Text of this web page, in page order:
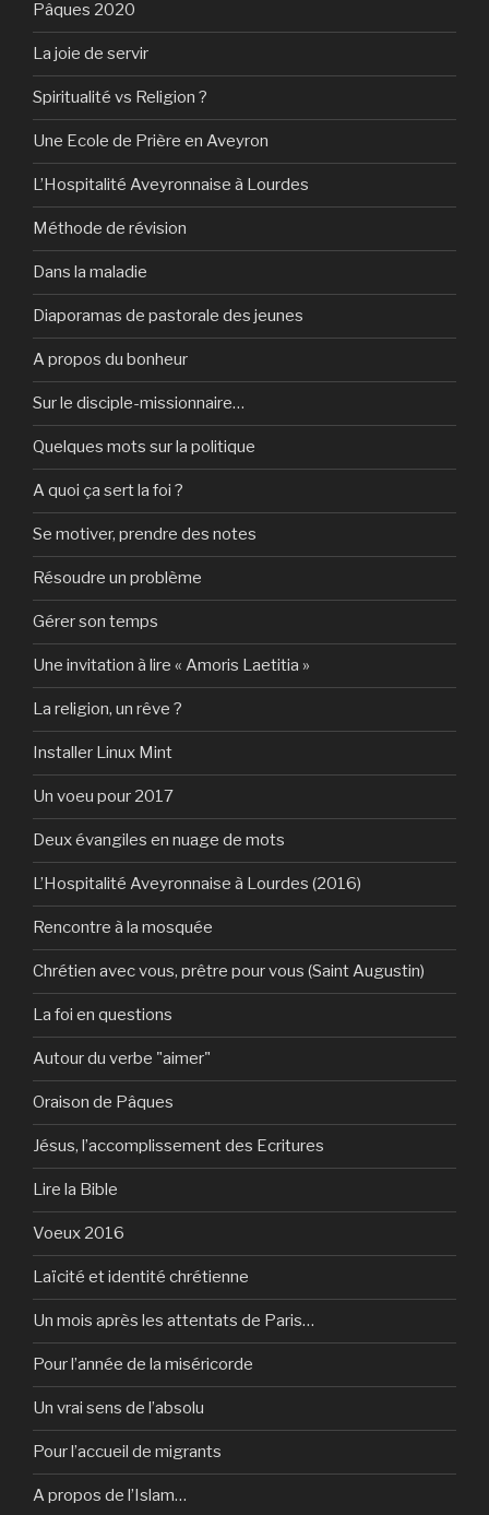
Pâques 2020
La joie de servir
Spiritualité vs Religion ?
Une Ecole de Prière en Aveyron
L’Hospitalité Aveyronnaise à Lourdes
Méthode de révision
Dans la maladie
Diaporamas de pastorale des jeunes
A propos du bonheur
Sur le disciple-missionnaire…
Quelques mots sur la politique
A quoi ça sert la foi ?
Se motiver, prendre des notes
Résoudre un problème
Gérer son temps
Une invitation à lire « Amoris Laetitia »
La religion, un rêve ?
Installer Linux Mint
Un voeu pour 2017
Deux évangiles en nuage de mots
L’Hospitalité Aveyronnaise à Lourdes (2016)
Rencontre à la mosquée
Chrétien avec vous, prêtre pour vous (Saint Augustin)
La foi en questions
Autour du verbe "aimer"
Oraison de Pâques
Jésus, l’accomplissement des Ecritures
Lire la Bible
Voeux 2016
Laïcité et identité chrétienne
Un mois après les attentats de Paris…
Pour l’année de la miséricorde
Un vrai sens de l’absolu
Pour l’accueil de migrants
A propos de l’Islam…